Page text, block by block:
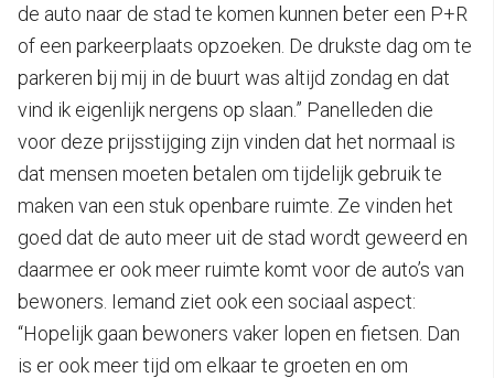
de auto naar de stad te komen kunnen beter een P+R
of een parkeerplaats opzoeken. De drukste dag om te
parkeren bij mij in de buurt was altijd zondag en dat
vind ik eigenlijk nergens op slaan.” Panelleden die
voor deze prijsstijging zijn vinden dat het normaal is
dat mensen moeten betalen om tijdelijk gebruik te
maken van een stuk openbare ruimte. Ze vinden het
goed dat de auto meer uit de stad wordt geweerd en
daarmee er ook meer ruimte komt voor de auto’s van
bewoners. Iemand ziet ook een sociaal aspect:
“Hopelijk gaan bewoners vaker lopen en fietsen. Dan
is er ook meer tijd om elkaar te groeten en om